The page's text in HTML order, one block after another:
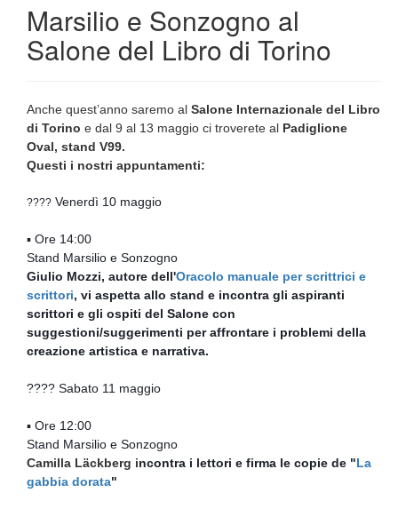
Marsilio e Sonzogno al
Salone del Libro di Torino
Anche quest’anno saremo al Salone Internazionale del Libro
di Torino e dal 9 al 13 maggio ci troverete al Padiglione
Oval, stand V99.
Questi i nostri appuntamenti:
???? Venerdì 10 maggio
▪ Ore 14:00
Stand Marsilio e Sonzogno
Giulio Mozzi, autore dell'Oracolo manuale per scrittrici e
scrittori, vi aspetta allo stand e incontra gli aspiranti
scrittori e gli ospiti del Salone con
suggestioni/suggerimenti per affrontare i problemi della
creazione artistica e narrativa.
???? Sabato 11 maggio
▪ Ore 12:00
Stand Marsilio e Sonzogno
Camilla Läckberg incontra i lettori e firma le copie de "La
gabbia dorata"